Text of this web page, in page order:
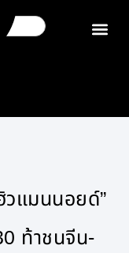
แมนนอยด์”
ท้าชนจีน-